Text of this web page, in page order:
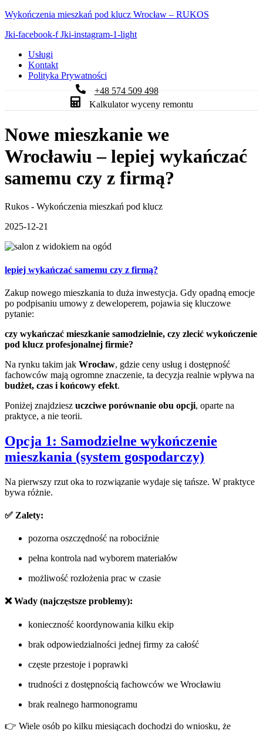
Wykończenia mieszkań pod klucz Wrocław – RUKOS
Jki-facebook-f Jki-instagram-1-light
Usługi
Kontakt
Polityka Prywatności
+48 574 509 498
Kalkulator wyceny remontu
Nowe mieszkanie we
Wrocławiu – lepiej wykańczać
samemu czy z firmą?
Rukos - Wykończenia mieszkań pod klucz
2025-12-21
lepiej wykańczać samemu czy z firmą?
Zakup nowego mieszkania to duża inwestycja. Gdy opadną emocje
po podpisaniu umowy z deweloperem, pojawia się kluczowe
pytanie:
czy wykańczać mieszkanie samodzielnie, czy zlecić wykończenie
pod klucz profesjonalnej firmie?
Na rynku takim jak Wrocław, gdzie ceny usług i dostępność
fachowców mają ogromne znaczenie, ta decyzja realnie wpływa na
budżet, czas i końcowy efekt.
Poniżej znajdziesz uczciwe porównanie obu opcji, oparte na
praktyce, a nie teorii.
Opcja 1: Samodzielne wykończenie
mieszkania (system gospodarczy)
Na pierwszy rzut oka to rozwiązanie wydaje się tańsze. W praktyce
bywa różnie.
✅ Zalety:
pozorna oszczędność na robociźnie
pełna kontrola nad wyborem materiałów
możliwość rozłożenia prac w czasie
❌ Wady (najczęstsze problemy):
konieczność koordynowania kilku ekip
brak odpowiedzialności jednej firmy za całość
częste przestoje i poprawki
trudności z dostępnością fachowców we Wrocławiu
brak realnego harmonogramu
👉 Wiele osób po kilku miesiącach dochodzi do wniosku, że